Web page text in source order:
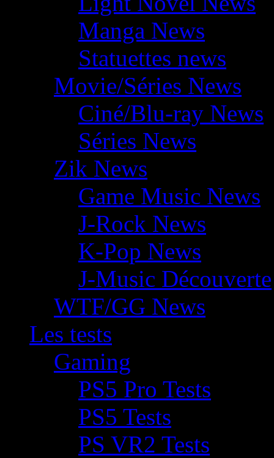
Manga News
Statuettes news
Movie/Séries News
Ciné/Blu-ray News
Séries News
Zik News
Game Music News
J-Rock News
K-Pop News
J-Music Découverte
WTF/GG News
Les tests
Gaming
PS5 Pro Tests
PS5 Tests
PS VR2 Tests